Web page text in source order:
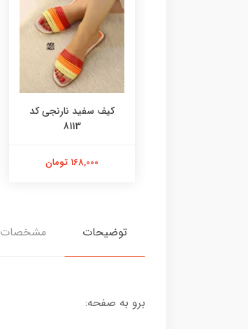
کیف سفید نارنجی کد
8113
168,000 تومان
توضیحات مشخصات
برو به صفحه: